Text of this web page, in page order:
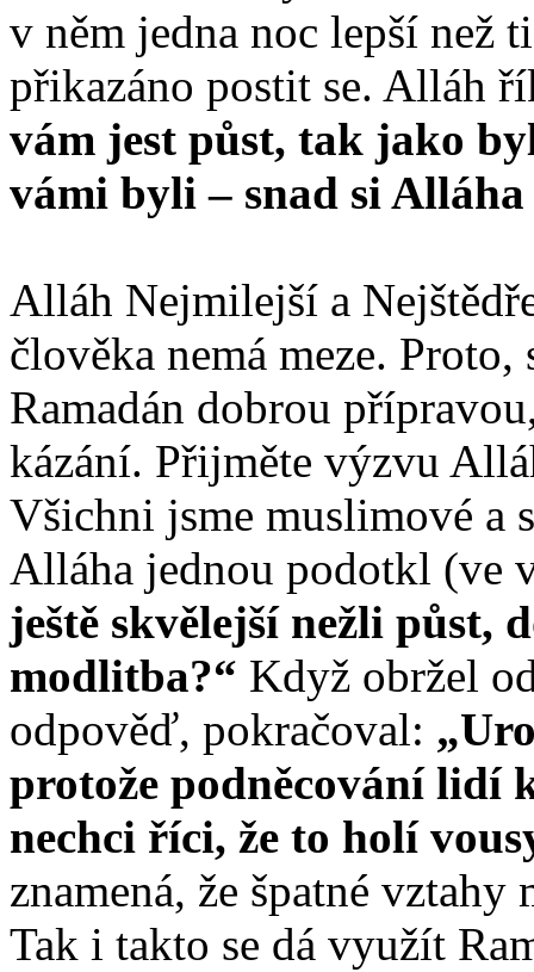
v něm jedna noc lepší než
přikazáno postit se. Alláh
vám jest půst, tak jako
vámi byli – snad si
Alláh Nejmilejší a
člověka nemá meze.
Ramadán dobrou
kázání. Přijměte výzvu
Všichni jsme muslimové a
Alláha jednou podotkl (ve
ještě skvělejší nežli půst,
modlitba?“ Když obržel
odpověď, pokračoval:
protože podněcování lidí
nechci říci, že to holí
znamená, že špatné
Tak i takto se dá využít